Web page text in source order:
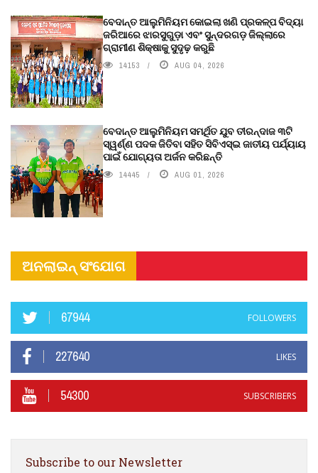
ବେଦାନ୍ତ ଆଲୁମିନିୟମ କୋଇଲା ଖଣି ପ୍ରକଳ୍ପ ବିଦ୍ୟା
ଜରିଆରେ ଝାରସୁଗୁଡ଼ା ଏବଂ ସୁନ୍ଦରଗଡ଼ ଜିଲ୍ଲାରେ
ଗ୍ରାମୀଣ ଶିକ୍ଷାକୁ ସୁଦୃଢ଼ କରୁଛି
14153 AUG 04, 2026
ବେଦାନ୍ତ ଆଲୁମିନିୟମ ସମର୍ଥିତ ଯୁବ ତୀରନ୍ଦାଜ ୩ଟି
ସ୍ୱର୍ଣ୍ଣ ପଦକ ଜିତିବା ସହିତ ସିବିଏସ୍ଇ ଜାତୀୟ ପର୍ଯ୍ୟାୟ
ପାଇଁ ଯୋଗ୍ୟତା ଅର୍ଜନ କରିଛନ୍ତି
14445 AUG 01, 2026
ଅନଲାଇନ୍ ସଂଯୋଗ
67944 FOLLOWERS
227640 LIKES
54300 SUBSCRIBERS
Subscribe to our Newsletter